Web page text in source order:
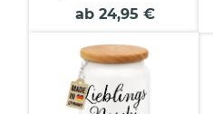
Name -
ab 24,95 €